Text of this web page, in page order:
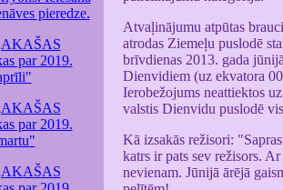
pieredze.
par 2019.
par 2019.
Atvaļinājumu atpūtas
atrodas Ziemeļu puslodē
brīvdienas 2013. gada
Dienvidiem (uz ekvatora
Ierobežojums neattiektos
valstis Dienvidu puslodē
Kā izsakās režisori:
katrs ir pats sev režisors.
nevienam. Jūnijā ārējā